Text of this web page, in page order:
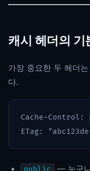
캐시 헤더의 기
가장 중요한 두 헤더는
다.
Cache-Control:
public — 누구